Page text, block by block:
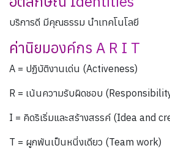
บริการดี มีคุณธรรม นำเทคโนโลยี
ค่านิยมองค์กร A R I T
A = ปฏิบัติงานเด่น (Activeness)
R = เน้นความรับผิดชอบ
I = คิดริเริ่มและสร้างสรรค์ (Idea and
T = ผูกพันเป็นหนี่งเดียว (Team work)